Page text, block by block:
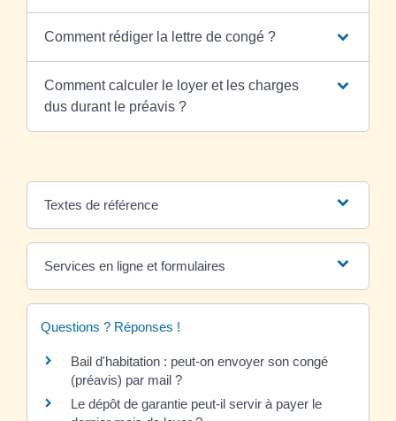
Comment rédiger la lettre de congé ?
Comment calculer le loyer et les charges
dus durant le préavis ?
Textes de référence
Services en ligne et formulaires
Questions ? Réponses !
Bail d'habitation : peut-on envoyer son congé
(préavis) par mail ?
Le dépôt de garantie peut-il servir à payer le